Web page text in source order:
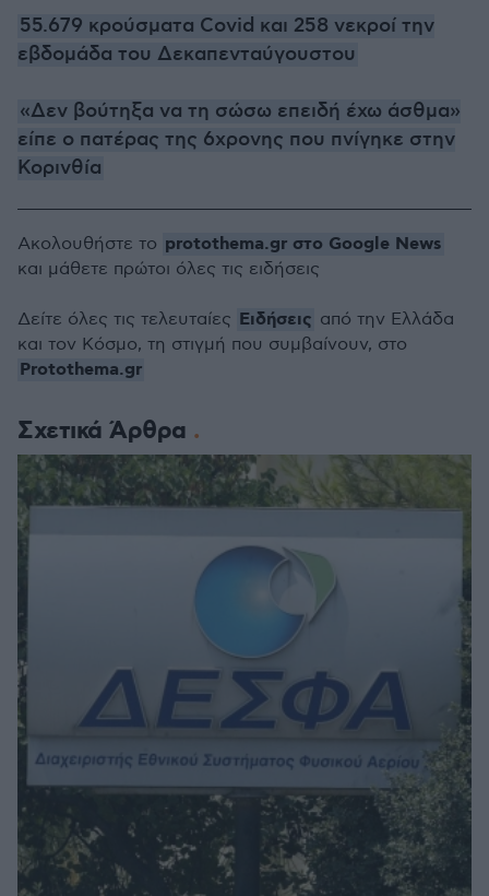
55.679 κρούσματα Covid και 258 νεκροί την
εβδομάδα του Δεκαπενταύγουστου
«Δεν βούτηξα να τη σώσω επειδή έχω άσθμα»
είπε ο πατέρας της 6χρονης που πνίγηκε στην
Κορινθία
Σχετικά Άρθρα
Ακολουθήστε το protothema.gr στο Google News
και μάθετε πρώτοι όλες τις ειδήσεις
Δείτε όλες τις τελευταίες Ειδήσεις από την Ελλάδα
και τον Κόσμο, τη στιγμή που συμβαίνουν, στο
Protothema.gr